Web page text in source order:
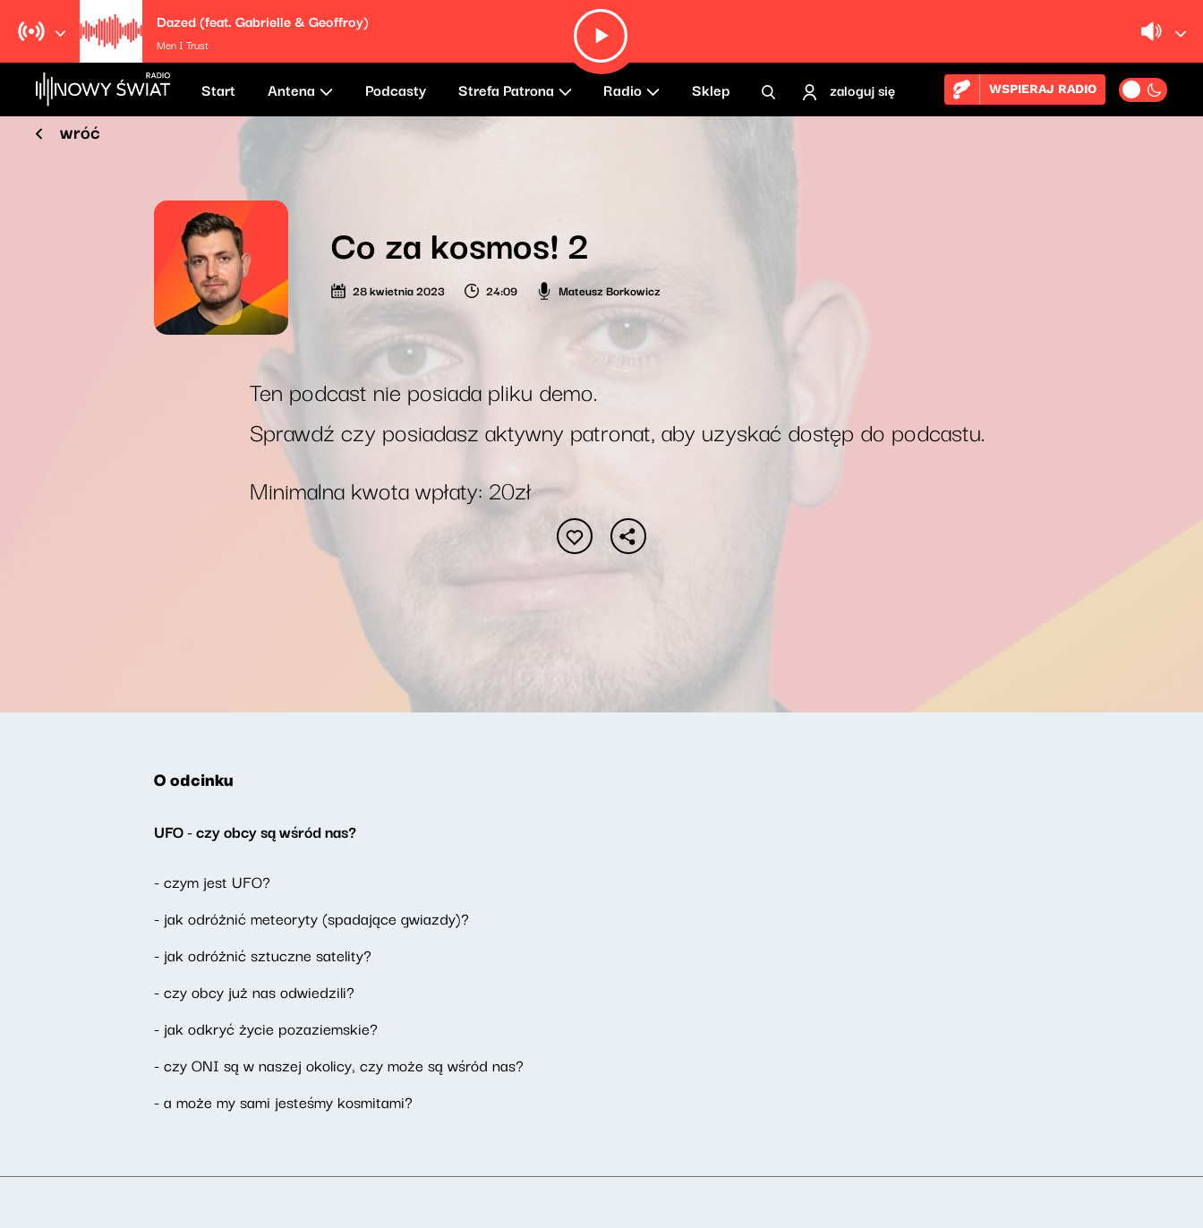
Dazed (feat. Gabrielle & Geoffroy)
Men I Trust
Start Antena Podcasty Strefa Patrona Radio Sklep zaloguj się WSPIERAJ RADIO
wróć
Co za kosmos! 2
28 kwietnia 2023 24:09 Mateusz Borkowicz
Ten podcast nie posiada pliku demo.
Sprawdź czy posiadasz aktywny patronat, aby uzyskać dostęp do podcastu.
Minimalna kwota wpłaty: 20zł
O odcinku
UFO - czy obcy są wśród nas?
- czym jest UFO?
- jak odróżnić meteoryty (spadające gwiazdy)?
- jak odróżnić sztuczne satelity?
- czy obcy już nas odwiedzili?
- jak odkryć życie pozaziemskie?
- czy ONI są w naszej okolicy, czy może są wśród nas?
- a może my sami jesteśmy kosmitami?